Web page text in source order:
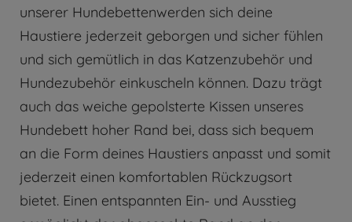
unserer Hundebettenwerden sich deine
Haustiere jederzeit geborgen und sicher fühlen
und sich gemütlich in das Katzenzubehör und
Hundezubehör einkuscheln können. Dazu trägt
auch das weiche gepolsterte Kissen unseres
Hundebett hoher Rand bei, dass sich bequem
an die Form deines Haustiers anpasst und somit
jederzeit einen komfortablen Rückzugsort
bietet. Einen entspannten Ein- und Ausstieg